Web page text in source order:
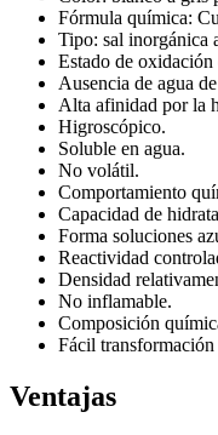
Fórmula química:
Tipo: sal inorgánica
Estado de
Ausencia de agua
Alta afinidad por la
Higroscópico.
Soluble en agua.
No volátil.
Comportamiento
Capacidad de
Forma soluciones
Reactividad
Densidad
No inflamable.
Composición
Fácil transformación
Ventajas